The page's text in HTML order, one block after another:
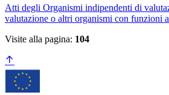
Atti degli Organismi indipendenti di
valutazione o altri organismi con funzioni
Visite alla pagina: 104